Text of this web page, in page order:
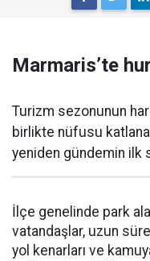
Marmaris’te
Turizm sezonunun
birlikte nüfusu
yeniden gündemin ilk
İlçe genelinde park
vatandaşlar, uzun
yol kenarları ve